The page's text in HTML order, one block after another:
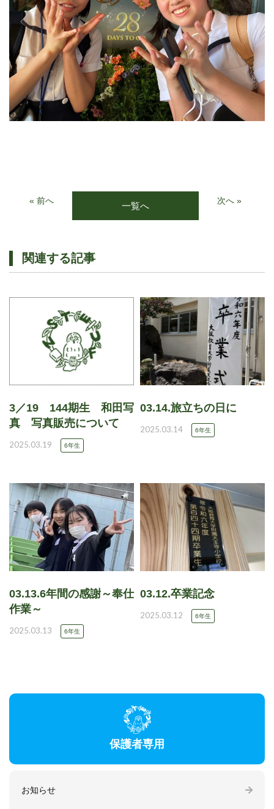
« 前へ 一覧へ 次へ »
関連する記事
3／19 144期生 和田写
真 写真販売について
2025.03.19 6年生
03.14.旅立ちの日に
2025.03.14 6年生
03.13.6年間の感謝～奉仕
作業～
2025.03.13 6年生
03.12.卒業記念
2025.03.12 6年生
保護者専用
お知らせ